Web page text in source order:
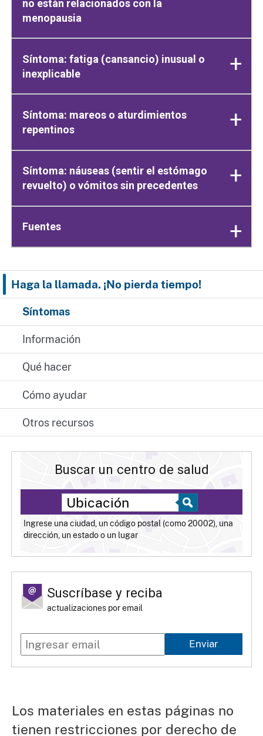
Haga la llamada. ¡No pierda tiempo!
Síntomas
Información
Qué hacer
Cómo ayudar
Otros recursos
Buscar un centro de salud
Ingrese una ciudad, un código postal (como 20002), una
dirección, un estado o un lugar
Suscríbase y reciba
actualizaciones por email
Enviar
no están relacionados con la
menopausia
Síntoma: fatiga (cansancio) inusual o
inexplicable
Síntoma: mareos o aturdimientos
repentinos
Síntoma: náuseas (sentir el estómago
revuelto) o vómitos sin precedentes
Fuentes
Los materiales en estas páginas no
tienen restricciones por derecho de